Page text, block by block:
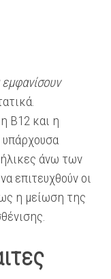
εμφανίσουν
Β12 και η
υπάρχουσα
άνω των
επιτευχθούν οι
η μείωση της